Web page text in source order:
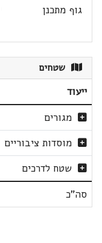
גוף מתכנן
שטחים
ייעוד
מגורים
מוסדות ציבוריים
שטח לדרכים
סה"כ